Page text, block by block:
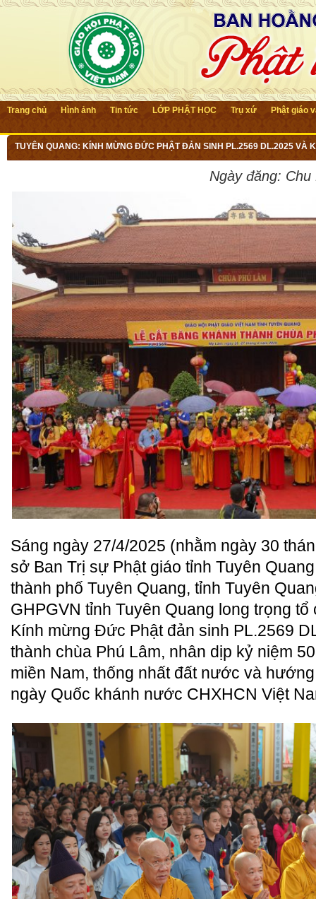
Trang chủ Hình ảnh Tin tức LỚP PHẬT HỌC Trụ xứ Phật giáo
TUYÊN QUANG: KÍNH MỪNG ĐỨC PHẬT ĐẢN SINH PL.2569 DL.2025 VÀ
Ngày đăng: Chu
Sáng ngày 27/4/2025 (nhằm ngày 30
sở Ban Trị sự Phật giáo tỉnh Tuyên
thành phố Tuyên Quang, tỉnh Tuyên
GHPGVN tỉnh Tuyên Quang long trọng
Kính mừng Đức Phật đản sinh PL.2569
thành chùa Phú Lâm, nhân dịp kỷ niệm
miền Nam, thống nhất đất nước và
ngày Quốc khánh nước CHXHCN Việt